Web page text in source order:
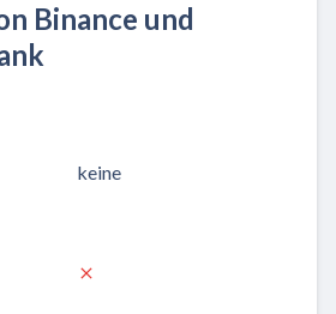
Binance und
keine